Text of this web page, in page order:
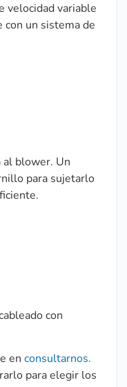
velocidad variable
con un sistema de
al blower. Un
para sujetarlo
con
en consultarnos.
para elegir los